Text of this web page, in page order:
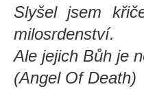
Slyšel jsem
milosrdenství.
Ale jejich Bůh je
(Angel Of Death)